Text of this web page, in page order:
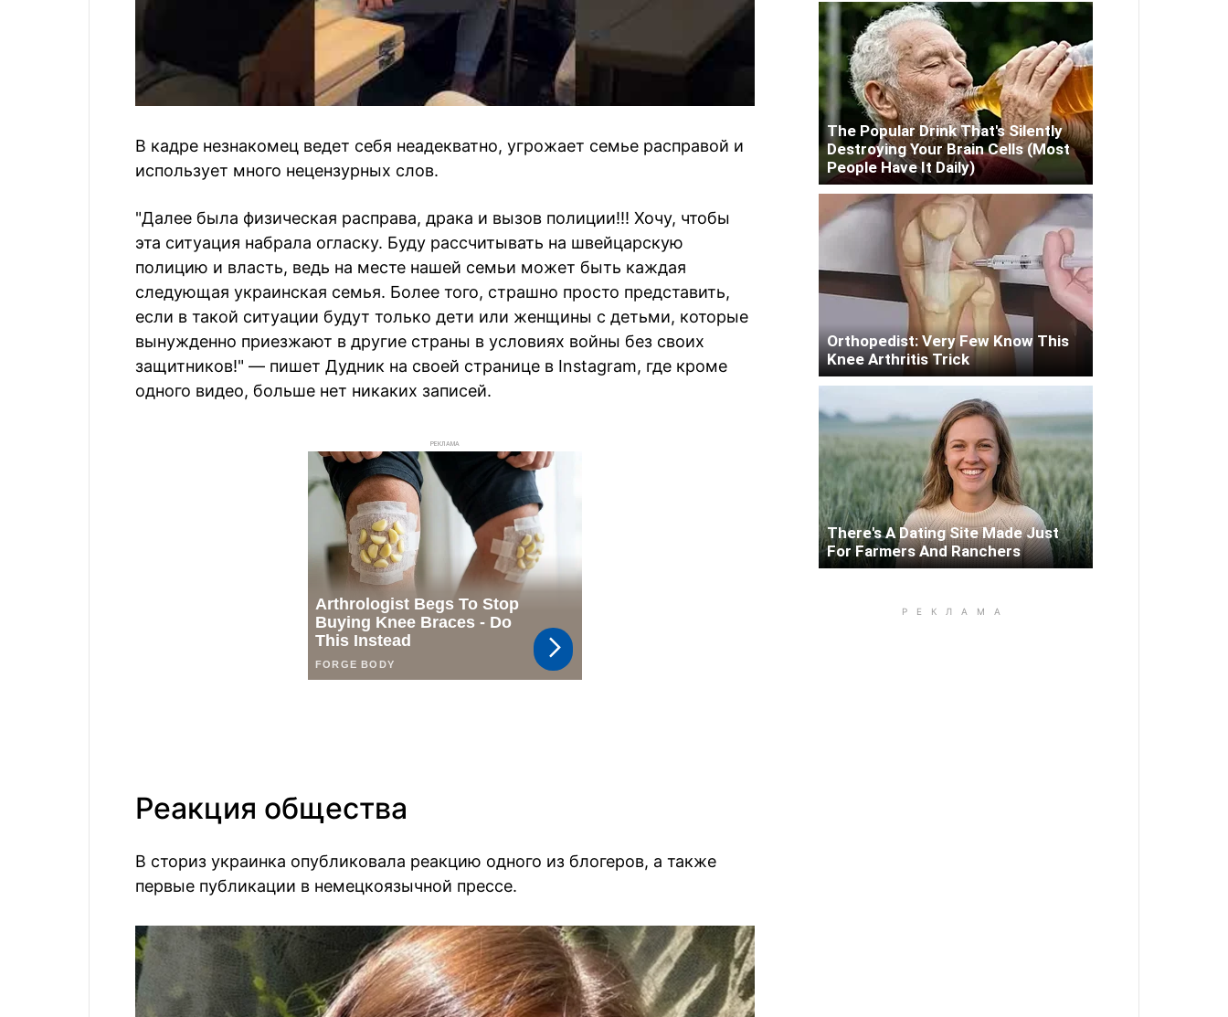
В кадре незнакомец ведет себя неадекватно, угрожает семье расправой и
использует много нецензурных слов.
"Далее была физическая расправа, драка и вызов полиции!!! Хочу, чтобы
эта ситуация набрала огласку. Буду рассчитывать на швейцарскую
полицию и власть, ведь на месте нашей семьи может быть каждая
следующая украинская семья. Более того, страшно просто представить,
если в такой ситуации будут только дети или женщины с детьми, которые
вынужденно приезжают в другие страны в условиях войны без своих
защитников!" — пишет Дудник на своей странице в Instagram, где кроме
одного видео, больше нет никаких записей.
РЕКЛАМА
Реакция общества
В сториз украинка опубликовала реакцию одного из блогеров, а также
первые публикации в немецкоязычной прессе.